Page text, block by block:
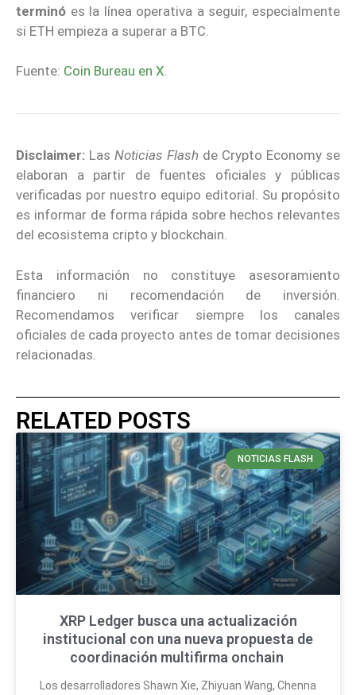
terminó es la línea operativa a seguir, especialmente
si ETH empieza a superar a BTC.
Fuente: Coin Bureau en X.
Disclaimer: Las Noticias Flash de Crypto Economy se
elaboran a partir de fuentes oficiales y públicas
verificadas por nuestro equipo editorial. Su propósito
es informar de forma rápida sobre hechos relevantes
del ecosistema cripto y blockchain.
Esta información no constituye asesoramiento
financiero ni recomendación de inversión.
Recomendamos verificar siempre los canales
oficiales de cada proyecto antes de tomar decisiones
relacionadas.
RELATED POSTS
NOTICIAS FLASH
XRP Ledger busca una actualización
institucional con una nueva propuesta de
coordinación multifirma onchain
Los desarrolladores Shawn Xie, Zhiyuan Wang, Chenna